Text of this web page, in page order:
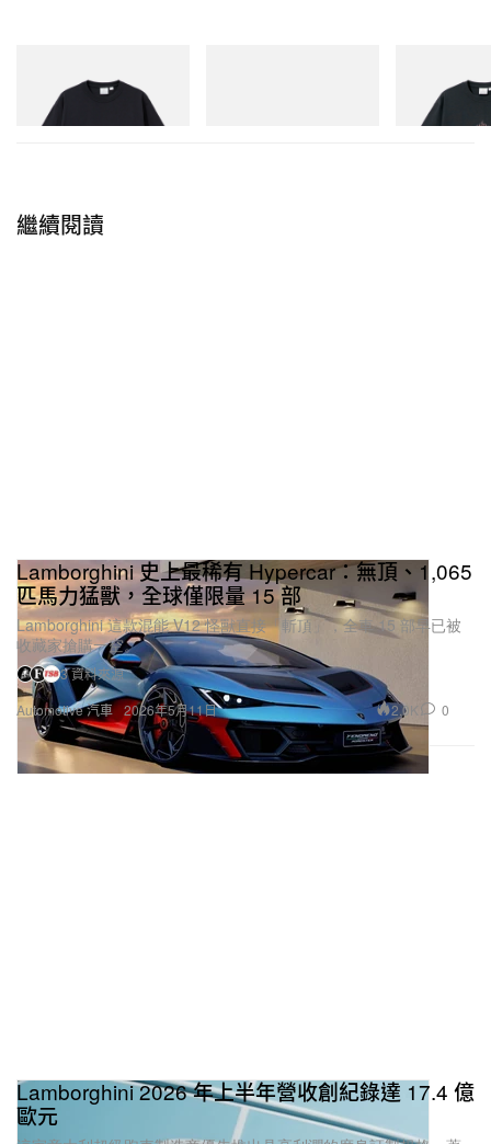
One Point Logo Tee
立即購入
Flame Tee
立即購入
繼續閱讀
Automotive 汽車
Lamborghini 史上最稀有 Hypercar：無頂、1,065
匹馬力猛獸，全球僅限量 15 部
Lamborghini 這款混能 V12 怪獸直接「斬頂」，全車 15 部早已被
收藏家搶購一空。
3 資料來源
2026年5月11日
2.0K 0
Lamborghini 2026 年上半年營收創紀錄達 17.4 億
歐元